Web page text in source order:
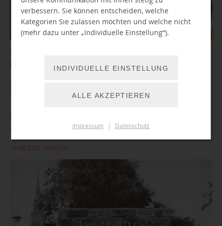
Der Spiegel-Kolumnist Daniel Haas verarbeitet im Buch seine
persönlichen Erfahrungen mit Isolation und familiären Prägungen.
Antifaschismus
10.09.2026 19:00 Uhr
verbessern. Sie können entscheiden, welche
Kategorien Sie zulassen möchten und welche nicht
(mehr dazu unter „Individuelle Einstellung“).
INDIVIDUELLE EINSTELLUNG
ALLE AKZEPTIEREN
Impressum | Datenschutz